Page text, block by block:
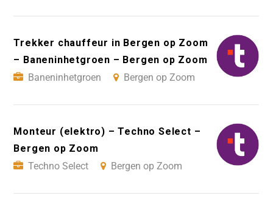
Trekker chauffeur in Bergen op Zoom
– Baneninhetgroen – Bergen op Zoom
Baneninhetgroen
Bergen op Zoom
Monteur (elektro) – Techno Select –
Bergen op Zoom
Techno Select
Bergen op Zoom